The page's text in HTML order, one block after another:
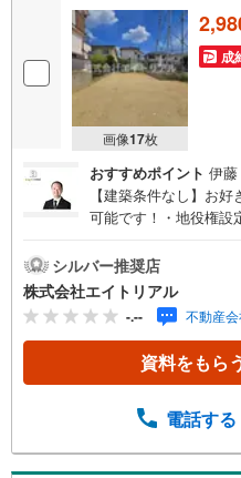
画像17枚
成
おすすめポイント 伊
【建築条件なし】お
可能です！・地役権設
◆住宅購入のことなら
お任せ下さい！「8」
込めて、「マイホーム
全力でサポートします
シルバー推奨店
株式会社エイトリアル
-.-- 不動産
資料をもら
電話する